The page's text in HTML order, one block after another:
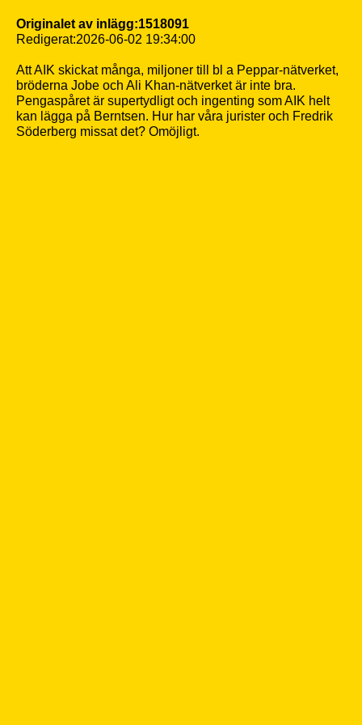
Originalet av inlägg:1518091
Redigerat:2026-06-02 19:34:00
Att AIK skickat många, miljoner till bl a Peppar-nätverket,
bröderna Jobe och Ali Khan-nätverket är inte bra.
Pengaspåret är supertydligt och ingenting som AIK helt
kan lägga på Berntsen. Hur har våra jurister och Fredrik
Söderberg missat det? Omöjligt.